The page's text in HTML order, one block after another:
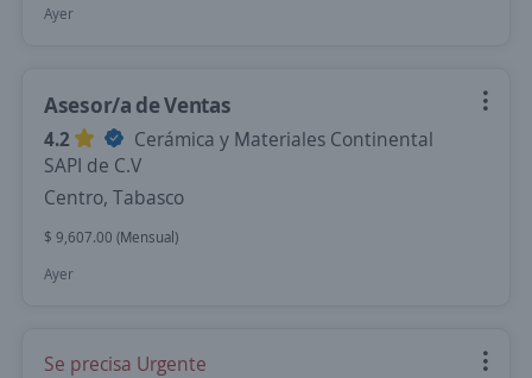
Ayer
Asesor/a de Ventas
4.2
Cerámica y Materiales Continental
SAPI de C.V
Centro, Tabasco
$ 9,607.00 (Mensual)
Ayer
Se precisa Urgente